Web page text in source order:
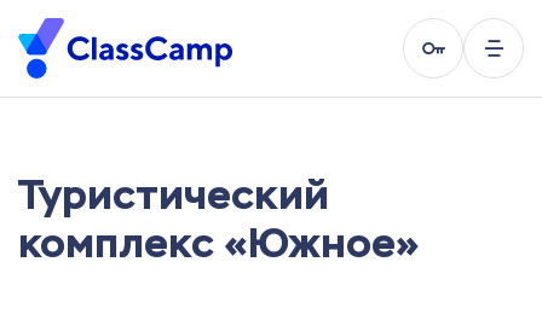
Туристический
комплекс «Южное»